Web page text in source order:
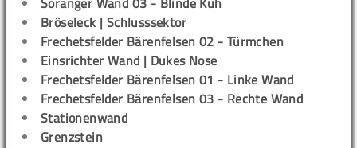
Bröseleck | Schlusssektor
Frechetsfelder Bärenfelsen 02 - Türmchen
Einsrichter Wand | Dukes Nose
Frechetsfelder Bärenfelsen 01 - Linke Wand
Frechetsfelder Bärenfelsen 03 - Rechte Wand
Stationenwand
Grenzstein